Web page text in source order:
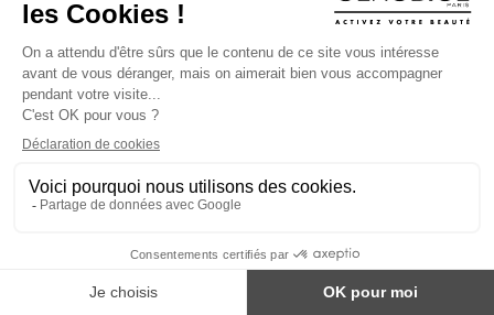
© 2024 Oenobiol Paris
Mentions légales
Conditions Générales d’Utilisation
Politique en matière de cookies
POUR VOTRE SANTÉ, MANGEZ AU MOINS CINQ FRUITS ET LÉGUMES PAR JOUR -
ne pas être utilisés comme substituts d'un régimes alimentaire varié et équilibré.
Réservé à l'adulte. Consulter attentivement l'étiquetage des produits avant l'utilisation.